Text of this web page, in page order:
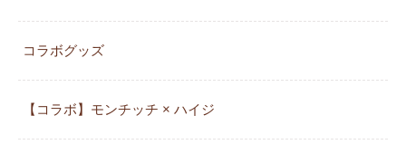
コラボグッズ
【コラボ】モンチッチ × ハイジ